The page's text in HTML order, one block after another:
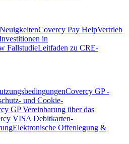
NeuigkeitenCovercy Pay HelpVertrieb
in
FallstudieLeitfaden zu CRE-
Covercy GP -
und Cookie-
GP Vereinbarung über das
VISA Debitkarten-
Elektronische Offenlegung &